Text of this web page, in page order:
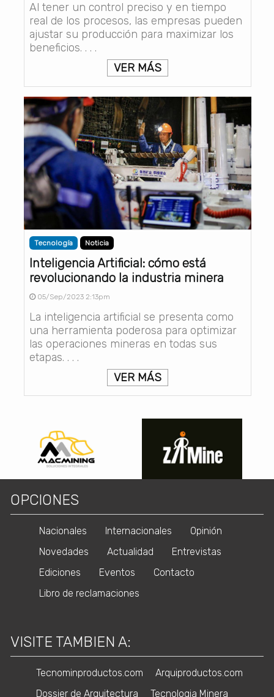
Al tener un control preciso y en tiempo
real de los procesos, las empresas pueden
ajustar su producción para maximizar los
beneficios. . . .
VER MÁS
Tecnología Noticia
Inteligencia Artificial: cómo está
revolucionando la industria minera
05/Sep/2023 2:13pm
La inteligencia artificial se presenta como
una herramienta poderosa para optimizar
las operaciones mineras en todas sus
etapas. . . .
VER MÁS
OPCIONES
Nacionales Internacionales
Opinión
Novedades
Actualidad
Entrevistas
Ediciones
Eventos
Contacto
Libro de reclamaciones
VISITE TAMBIEN A:
Tecnominproductos.com
Arquiproductos.com
Dossier de Arquitectura
Tecnologia Minera